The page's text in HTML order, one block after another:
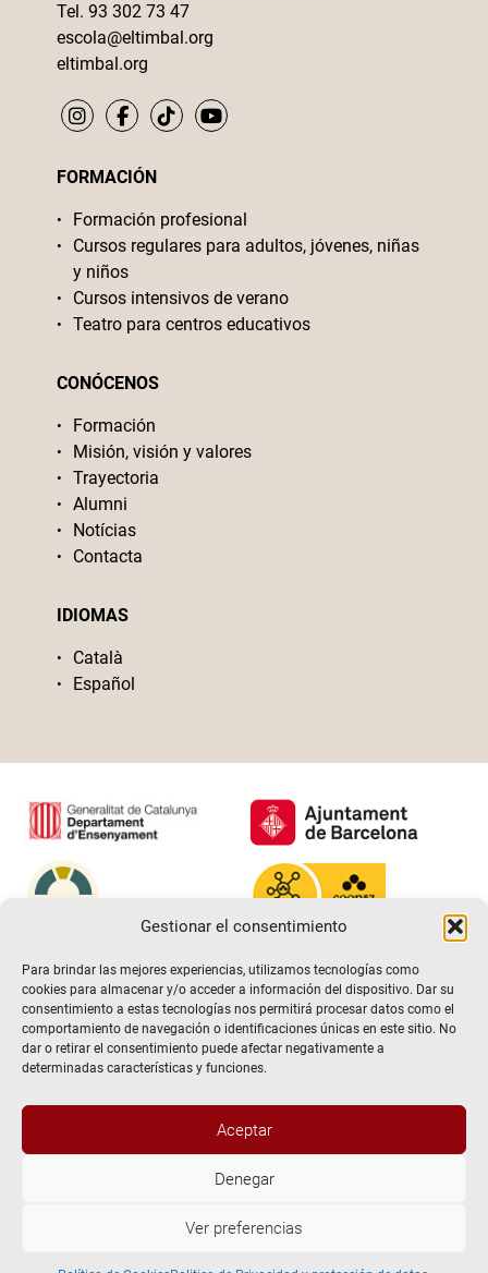
Gestionar el consentimiento
Para brindar las mejores experiencias, utilizamos tecnologías como
cookies para almacenar y/o acceder a información del dispositivo. Dar su
consentimiento a estas tecnologías nos permitirá procesar datos como el
comportamiento de navegación o identificaciones únicas en este sitio. No
dar o retirar el consentimiento puede afectar negativamente a
determinadas características y funciones.
Aceptar
Denegar
Ver preferencias
Tel. 93 302 73 47
escola@eltimbal.org
eltimbal.org
FORMACIÓN
Formación profesional
Cursos regulares para adultos, jóvenes, niñas
y niños
Cursos intensivos de verano
Teatro para centros educativos
CONÓCENOS
Formación
Misión, visión y valores
Trayectoria
Alumni
Notícias
Contacta
IDIOMAS
Català
Español
Aviso Legal